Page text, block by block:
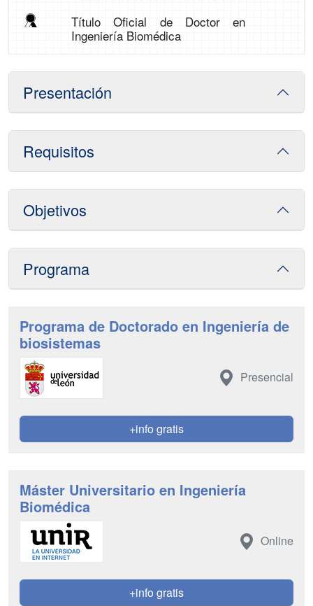
Título Oficial de Doctor en
Ingeniería Biomédica
Presentación
Requisitos
Objetivos
Programa
Programa de Doctorado en Ingeniería de
biosistemas
Presencial
+info gratis
Máster Universitario en Ingeniería
Biomédica
Online
+info gratis